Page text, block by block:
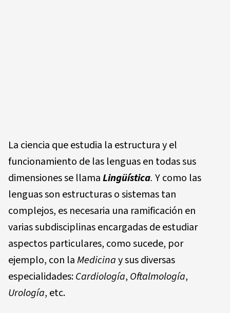
La ciencia que estudia la estructura y el
funcionamiento de las lenguas en todas sus
dimensiones se llamaLingüística. Y como las
lenguas son estructuras o sistemas tan
complejos, es necesaria una ramificación en
varias subdisciplinas encargadas de estudiar
aspectos particulares, como sucede, por
ejemplo, con laMedicinay sus diversas
especialidades:Cardiología, Oftalmología,
Urología, etc.